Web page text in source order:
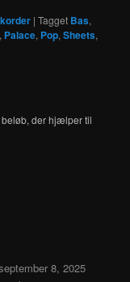
|Tagget Bas,
, Palace, Pop,Sheets,
beløb, der hjælper til
8, 2025